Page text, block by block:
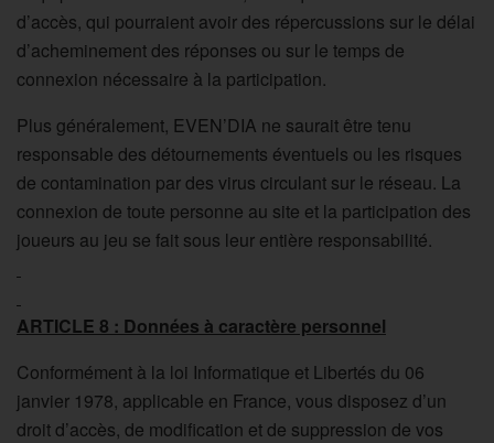
d’accès, qui pourraient avoir des répercussions sur le délai
d’acheminement des réponses ou sur le temps de
connexion nécessaire à la participation.
Plus généralement, EVEN’DIA ne saurait être tenu
responsable des détournements éventuels ou les risques
de contamination par des virus circulant sur le réseau. La
connexion de toute personne au site et la participation des
joueurs au jeu se fait sous leur entière responsabilité.
ARTICLE 8 : Données à caractère personnel
Conformément à la loi Informatique et Libertés du 06
janvier 1978, applicable en France, vous disposez d’un
droit d’accès, de modification et de suppression de vos